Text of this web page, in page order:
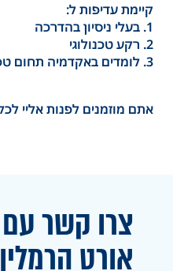
קיימת עדיפות ל:
1. בעלי ניסיון בהדרכה
2. רקע טכנולוגי
3. לומדים באקדמיה תחום טכנולוגי
אתם מוזמנים לפנות אליי לכל שאלה-
צרו קשר
אורט